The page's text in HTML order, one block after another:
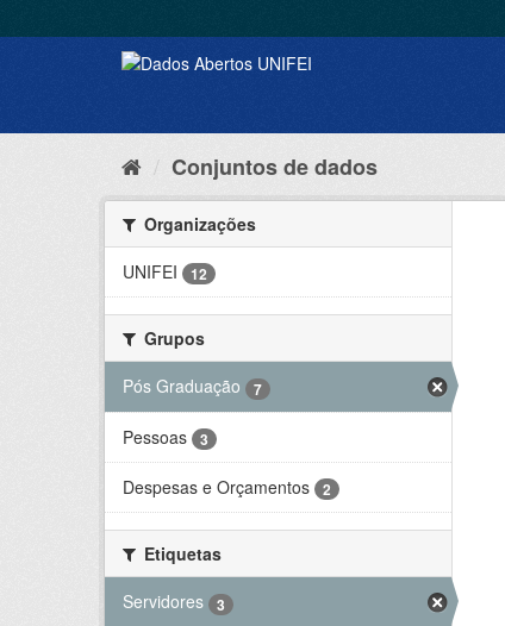
Conjuntos de dados
Organizações
UNIFEI
12
Grupos
Pós Graduação
7
Pessoas 3
Despesas e Orçamentos 2
Etiquetas
Servidores
3